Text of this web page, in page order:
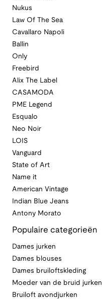
Nukus
Law Of The Sea
Cavallaro Napoli
Ballin
Only
Freebird
Alix The Label
CASAMODA
PME Legend
Esqualo
Neo Noir
LOIS
Vanguard
State of Art
Name it
American Vintage
Indian Blue Jeans
Antony Morato
Populaire categorieën
Dames jurken
Dames blouses
Dames bruiloftskleding
Moeder van de bruid jurken
Bruiloft avondjurken